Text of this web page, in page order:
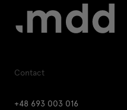
Contact
+48 693 003 016